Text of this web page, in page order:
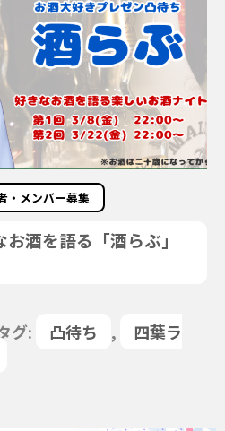
・メンバー募集
酒を語る「酒らぶ」
グ: 凸待ち ,
四葉ラ